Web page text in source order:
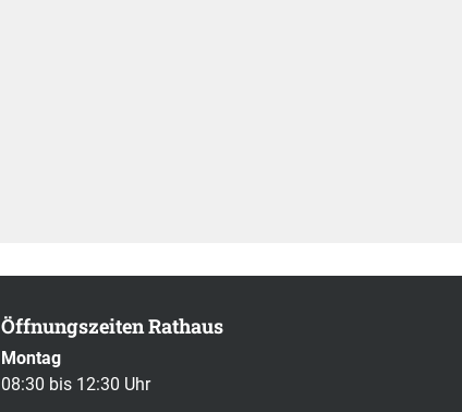
Öffnungszeiten Rathaus
Montag
08:30 bis 12:30 Uhr